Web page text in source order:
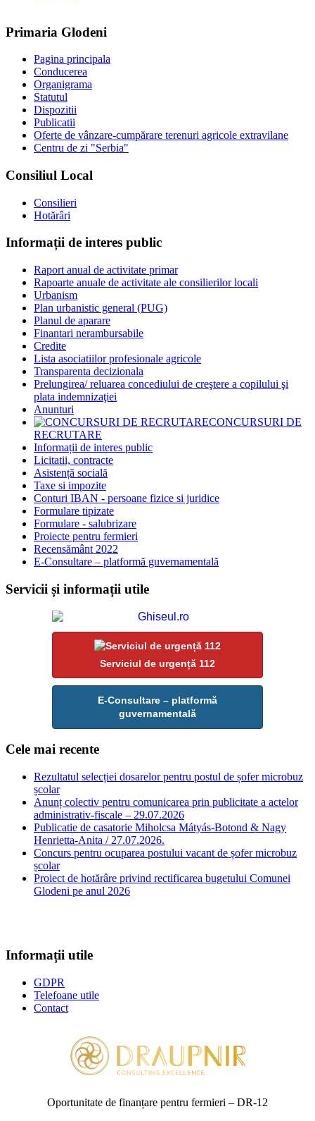
Primaria Glodeni
Pagina principala
Conducerea
Organigrama
Statutul
Dispozitii
Publicatii
Oferte de vânzare-cumpărare terenuri agricole extravilane
Centru de zi "Serbia"
Consiliul Local
Consilieri
Hotărâri
Informații de interes public
Raport anual de activitate primar
Rapoarte anuale de activitate ale consilierilor locali
Urbanism
Plan urbanistic general (PUG)
Planul de aparare
Finantari nerambursabile
Credite
Lista asociatiilor profesionale agricole
Transparenta decizionala
Prelungirea/ reluarea concediului de creştere a copilului şi
plata indemnizaţiei
Anunturi
CONCURSURI DE
RECRUTARE
Informații de interes public
Licitatii, contracte
Asistență socială
Taxe si impozite
Conturi IBAN - persoane fizice si juridice
Formulare tipizate
Formulare - salubrizare
Proiecte pentru fermieri
Recensământ 2022
E-Consultare – platformă guvernamentală
Servicii și informații utile
Serviciul de urgență 112
E-Consultare – platformă
guvernamentală
Cele mai recente
Rezultatul selecției dosarelor pentru postul de șofer microbuz
școlar
Anunț colectiv pentru comunicarea prin publicitate a actelor
administrativ-fiscale – 29.07.2026
Publicatie de casatorie Miholcsa Mátyás-Botond & Nagy
Henrietta-Anita / 27.07.2026.
Concurs pentru ocuparea postului vacant de șofer microbuz
școlar
Proiect de hotărâre privind rectificarea bugetului Comunei
Glodeni pe anul 2026
Informații utile
GDPR
Telefoane utile
Contact
Oportunitate de finanțare pentru fermieri – DR‑12